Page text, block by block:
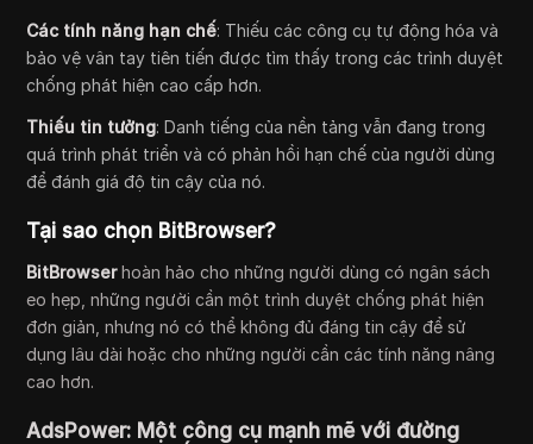
Các tính năng hạn chế: Thiếu các công cụ tự động hóa và
bảo vệ vân tay tiên tiến được tìm thấy trong các trình duyệt
chống phát hiện cao cấp hơn.
Thiếu tin tưởng: Danh tiếng của nền tảng vẫn đang trong
quá trình phát triển và có phản hồi hạn chế của người dùng
để đánh giá độ tin cậy của nó.
Tại sao chọn BitBrowser?
BitBrowserhoàn hảo cho những người dùng có ngân sách
eo hẹp, những người cần một trình duyệt chống phát hiện
đơn giản, nhưng nó có thể không đủ đáng tin cậy để sử
dụng lâu dài hoặc cho những người cần các tính năng nâng
cao hơn.
AdsPower: Một công cụ mạnh mẽ với đường